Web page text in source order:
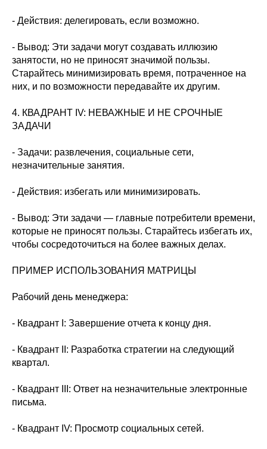
- Действия: делегировать, если возможно.
- Вывод: Эти задачи могут создавать иллюзию
занятости, но не приносят значимой пользы.
Старайтесь минимизировать время, потраченное на
них, и по возможности передавайте их другим.
4. КВАДРАНТ IV: НЕВАЖНЫЕ И НЕ СРОЧНЫЕ
ЗАДАЧИ
- Задачи: развлечения, социальные сети,
незначительные занятия.
- Действия: избегать или минимизировать.
- Вывод: Эти задачи — главные потребители времени,
которые не приносят пользы. Старайтесь избегать их,
чтобы сосредоточиться на более важных делах.
ПРИМЕР ИСПОЛЬЗОВАНИЯ МАТРИЦЫ
Рабочий день менеджера:
- Квадрант I: Завершение отчета к концу дня.
- Квадрант II: Разработка стратегии на следующий
квартал.
- Квадрант III: Ответ на незначительные электронные
письма.
- Квадрант IV: Просмотр социальных сетей.